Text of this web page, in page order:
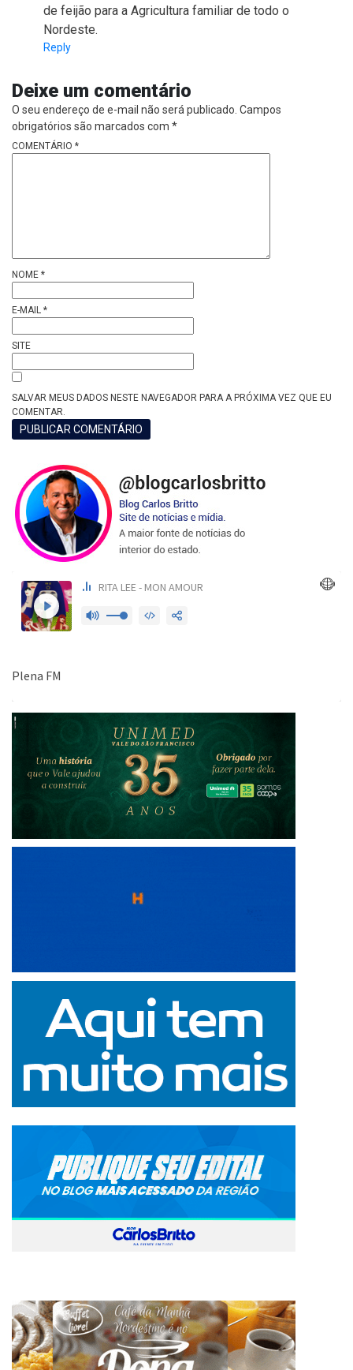
de feijão para a Agricultura familiar de todo o
Nordeste.
Reply
Deixe um comentário
O seu endereço de e-mail não será publicado. Campos
obrigatórios são marcados com *
COMENTÁRIO *
NOME *
E-MAIL *
SITE
SALVAR MEUS DADOS NESTE NAVEGADOR PARA A PRÓXIMA VEZ QUE EU
COMENTAR.